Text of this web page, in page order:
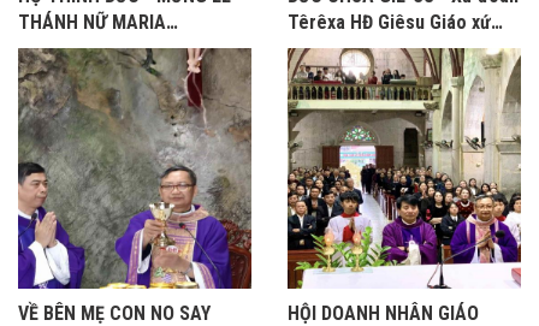
THÁNH NỮ MARIA
MAĐALÊNA - BỔN MẠNG
Têrêxa HĐ Giêsu Giáo xứ
Bảo Nham, Tuần Thánh năm
2026
VỀ BÊN MẸ CON NO SAY
HỘI DOANH NHÂN GIÁO